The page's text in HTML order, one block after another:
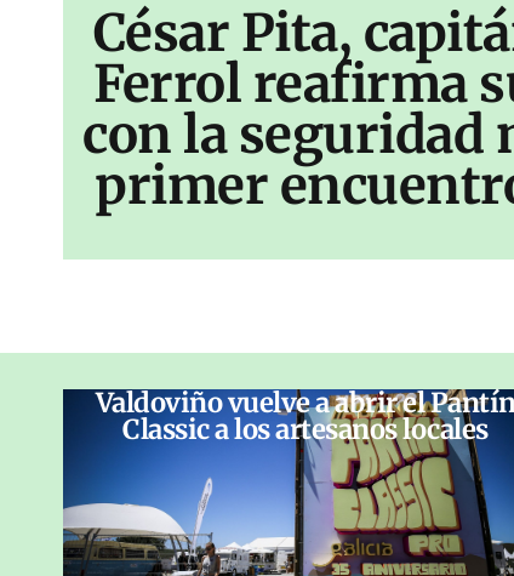
César Pita,
Ferrol reafirma
con la seguridad
primer
Valdoviño vuelve a abrir el
Classic a los artesanos locales